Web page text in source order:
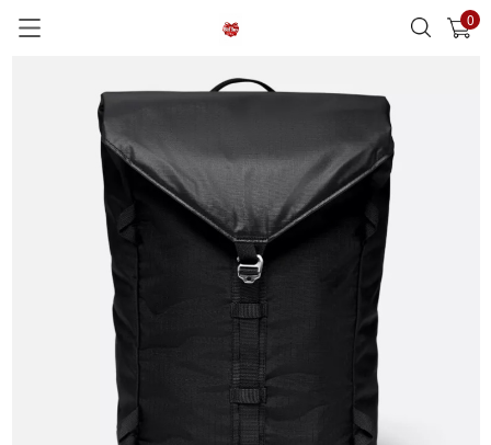
0
已加入購物車 查看